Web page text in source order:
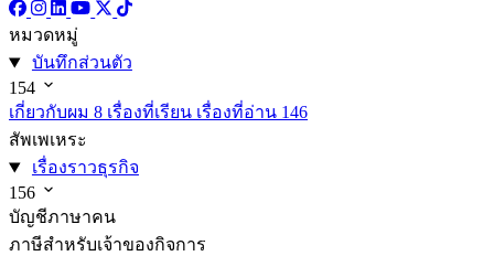
หมวดหมู่
บันทึกส่วนตัว
154
เกี่ยวกับผม 8 เรื่องที่เรียน เรื่องที่อ่าน 146
สัพเพเหระ
เรื่องราวธุรกิจ
156
บัญชีภาษาคน
ภาษีสำหรับเจ้าของกิจการ